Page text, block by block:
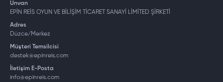
Unvan
EPİN REİS OYUN VE BİLİŞİM TİCARET SANAYİ LİMİTED ŞİRKETİ
Adres
Düzce/Merkez
Müşteri Temsilcisi
destek@epinreis.com
İletişim E-Posta
info@epinreis.com